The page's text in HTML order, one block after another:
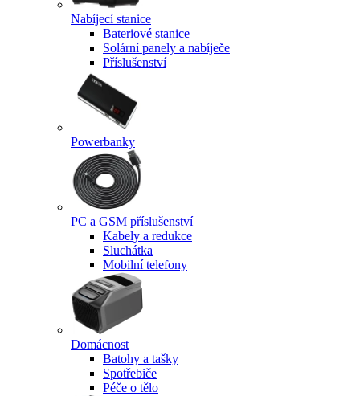
Nabíjecí stanice
Bateriové stanice
Solární panely a nabíječe
Příslušenství
Powerbanky
PC a GSM příslušenství
Kabely a redukce
Sluchátka
Mobilní telefony
Domácnost
Batohy a tašky
Spotřebiče
Péče o tělo